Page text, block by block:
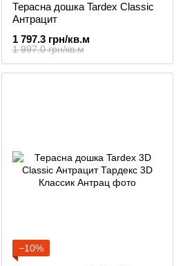
Терасна дошка Tardex Classic
Антрацит
1 997.0 грн/кв.м
1 797.3 грн/кв.м
−10%